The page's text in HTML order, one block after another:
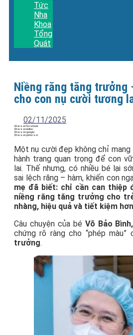
Tức
Nha
Khoa
Tổng
Quát
Niềng răng tăng trưởng
cho con nụ cười tương
02/11/2025
Share on facebook
Share on twitter
Share on google
Share on pinterest
Một nụ cười đẹp không chỉ
hành trang quan trọng để con
lai. Thế nhưng, có nhiều bé lại
sai lệch răng – hàm, khiến con
mẹ đã biết: chỉ cần can thiệp
niềng răng tăng trưởng cho
nhàng, hiệu quả và tiết kiệm
Câu chuyện của bé Võ Bảo
chứng rõ ràng cho “phép màu”
trưởng.